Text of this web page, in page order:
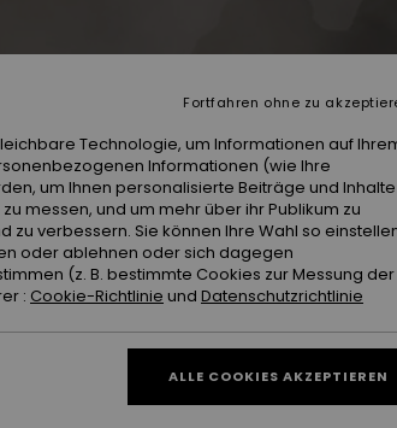
Technologie, um Informationen auf
Informationen (wie Ihre
um Ihnen personalisierte Beiträge und Inhalte
messen, und um mehr über ihr Publikum zu
verbessern. Sie können Ihre Wahl so
oder ablehnen oder sich dagegen
(z. B. bestimmte Cookies zur Messung der
: Cookie-Richtlinie und Datenschutzrichtlinie
Fortfahren ohne zu
ALLE COOKIES AKZEPTIEREN